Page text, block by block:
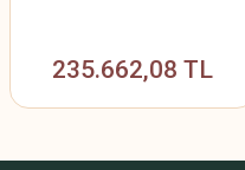
235.662,08 TL